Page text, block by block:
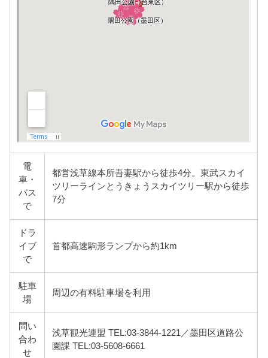
電
車・
バス
で
都営浅草線本所吾妻駅から徒歩4分。東武スカイ
ツリーラインとうきょうスカイツリー駅から徒歩
7分
ドラ
イブ
で
首都高速駒形ランプから約1km
駐車
場
周辺の有料駐車場を利用
問い
合わ
せ
浅草観光連盟 TEL:03-3844-1221／墨田区道路公
園課 TEL:03-5608-6661